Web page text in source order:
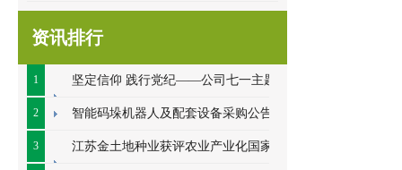
资讯排行
1 坚定信仰 践行党纪——公司七一主题党
日系列活动顺利开展
2 智能码垛机器人及配套设备采购公告
3 江苏金土地种业获评农业产业化国家重